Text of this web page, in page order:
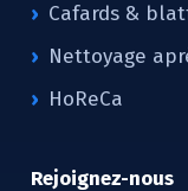
Cafards &
Nettoyage
HoReCa
Rejoignez-nous